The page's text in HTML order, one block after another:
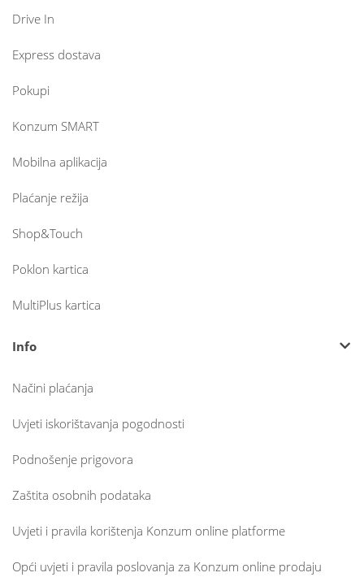
Drive In
Express dostava
Pokupi
Konzum SMART
Mobilna aplikacija
Plaćanje režija
Shop&Touch
Poklon kartica
MultiPlus kartica
Info
Načini plaćanja
Uvjeti iskorištavanja pogodnosti
Podnošenje prigovora
Zaštita osobnih podataka
Uvjeti i pravila korištenja Konzum online platforme
Opći uvjeti i pravila poslovanja za Konzum online prodaju